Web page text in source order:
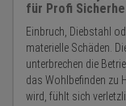
für Profi
Einbruch, Diebstahl
materielle Schäden.
unterbrechen die
das Wohlbefinden zu
wird, fühlt sich